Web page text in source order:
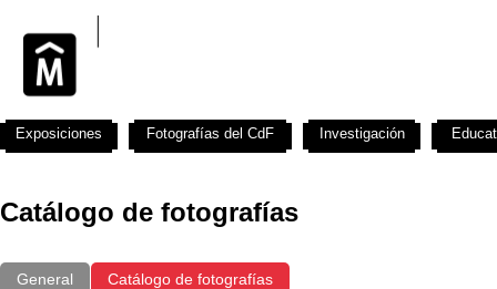
Catálogo de fotografías
General Catálogo de fotografías
Exposiciones Fotografías del CdF Investigación